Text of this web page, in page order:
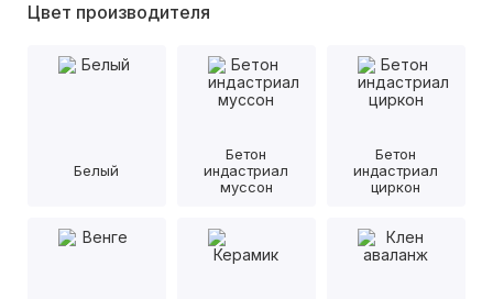
Цвет производителя
Белый
Бетон
индастриал
муссон
Бетон
индастриал
циркон